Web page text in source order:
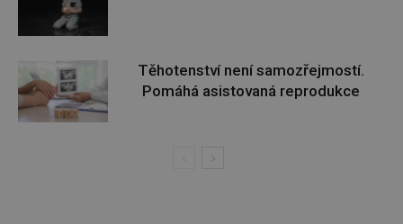
Těhotenství není samozřejmostí.
Pomáhá asistovaná reprodukce